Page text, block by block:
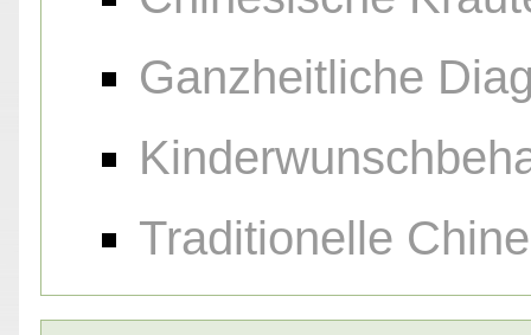
Ganzheitliche
Traditionelle